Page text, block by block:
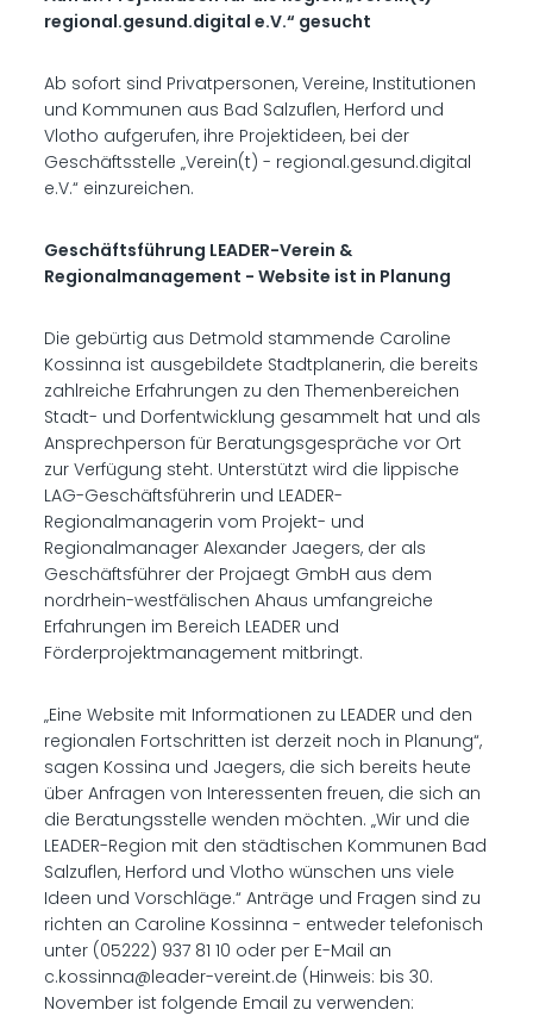
regional.gesund.digital e.V.“ gesucht
Ab sofort sind Privatpersonen, Vereine, Institutionen
und Kommunen aus Bad Salzuflen, Herford und
Vlotho aufgerufen, ihre Projektideen, bei der
Geschäftsstelle „Verein(t) - regional.gesund.digital
e.V.“ einzureichen.
Geschäftsführung LEADER-Verein &
Regionalmanagement - Website ist in Planung
Die gebürtig aus Detmold stammende Caroline
Kossinna ist ausgebildete Stadtplanerin, die bereits
zahlreiche Erfahrungen zu den Themenbereichen
Stadt- und Dorfentwicklung gesammelt hat und als
Ansprechperson für Beratungsgespräche vor Ort
zur Verfügung steht. Unterstützt wird die lippische
LAG-Geschäftsführerin und LEADER-
Regionalmanagerin vom Projekt- und
Regionalmanager Alexander Jaegers, der als
Geschäftsführer der Projaegt GmbH aus dem
nordrhein-westfälischen Ahaus umfangreiche
Erfahrungen im Bereich LEADER und
Förderprojektmanagement mitbringt.
„Eine Website mit Informationen zu LEADER und den
regionalen Fortschritten ist derzeit noch in Planung“,
sagen Kossina und Jaegers, die sich bereits heute
über Anfragen von Interessenten freuen, die sich an
die Beratungsstelle wenden möchten. „Wir und die
LEADER-Region mit den städtischen Kommunen Bad
Salzuflen, Herford und Vlotho wünschen uns viele
Ideen und Vorschläge.“ Anträge und Fragen sind zu
richten an Caroline Kossinna - entweder telefonisch
unter (05222) 937 81 10 oder per E-Mail an
c.kossinna@leader-vereint.de (Hinweis: bis 30.
November ist folgende Email zu verwenden: